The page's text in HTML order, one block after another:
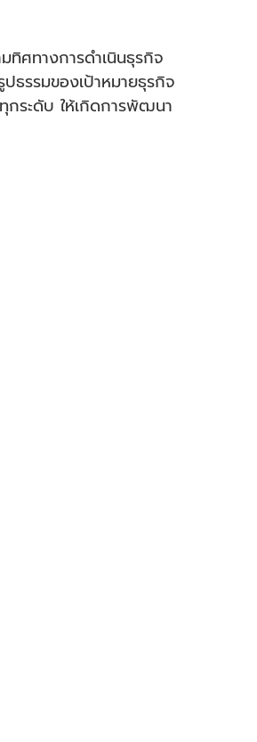
ศทางการดำเนินธุรกิจ
รรมของเป้าหมายธุรกิจ
ระดับ ให้เกิดการพัฒนา